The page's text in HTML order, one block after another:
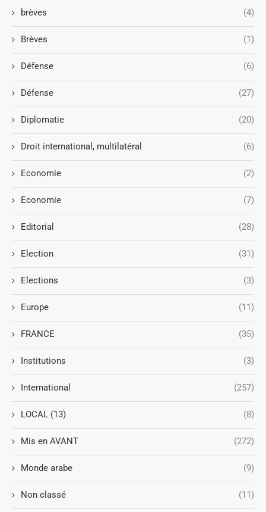
brèves (4)
Brèves (1)
Défense (6)
Défense (27)
Diplomatie (20)
Droit international, multilatéral (6)
Economie (2)
Economie (7)
Editorial (28)
Election (31)
Elections (3)
Europe (11)
FRANCE (35)
Institutions (3)
International (257)
LOCAL (13) (8)
Mis en AVANT (272)
Monde arabe (9)
Non classé (11)